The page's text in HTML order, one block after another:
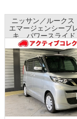
ルークス Ｘ
シーブレー
スライドド
方位モニタ
AAC
中古車